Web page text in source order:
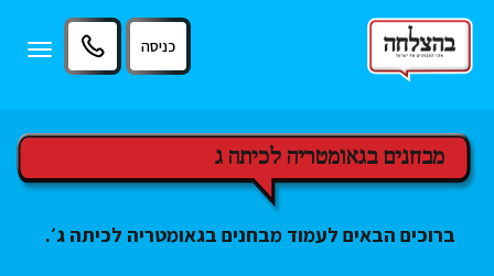
Toggle
כניסה
מבחנים בגאומטריה לכיתה ג
ברוכים הבאים לעמוד מבחנים בגאומטריה לכיתה ג׳.